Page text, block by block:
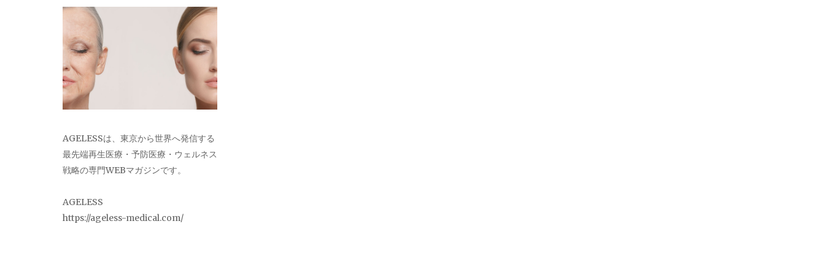
AGELESSは、東京から世界へ発信する
最先端再生医療・予防医療・ウェルネス
戦略の専門WEBマガジンです。
AGELESS
https://ageless-medical.com/